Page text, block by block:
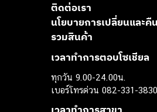
ติดต่อเรา
นโยบายการเปลี่ยนและคื
รวมสินค้า
เวลาทำการตอบโซเชียล
ทุกวัน 9.00-24.00น.
เบอร์โทรด่วน 082-331-3830